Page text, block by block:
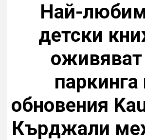
Най-
детски
оживяват
паркинга
обновения
Кърджали